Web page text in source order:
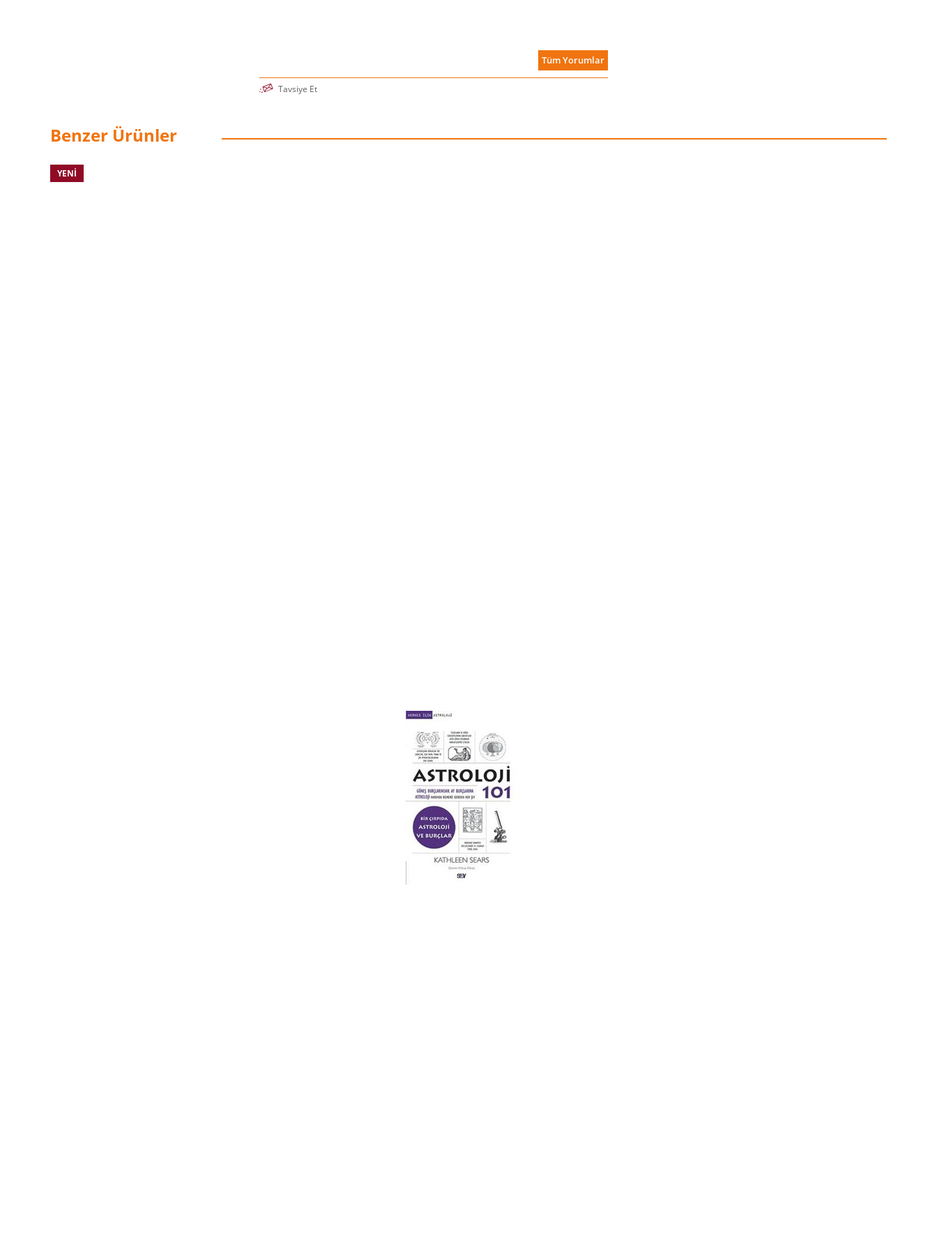
Tüm Yorumlar
Tavsiye Et
Benzer Ürünler
YENI